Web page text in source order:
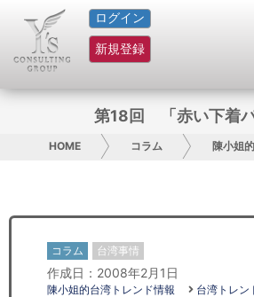
ログイン
新規登録
HOME
サービス紹介
グループ概要
日本人にPR
第18回 「赤い下着パ
HOME コラム 陳小姐
コラム 台湾事情
作成日：2008年2月1日
陳小姐的台湾トレンド情報 台湾トレン